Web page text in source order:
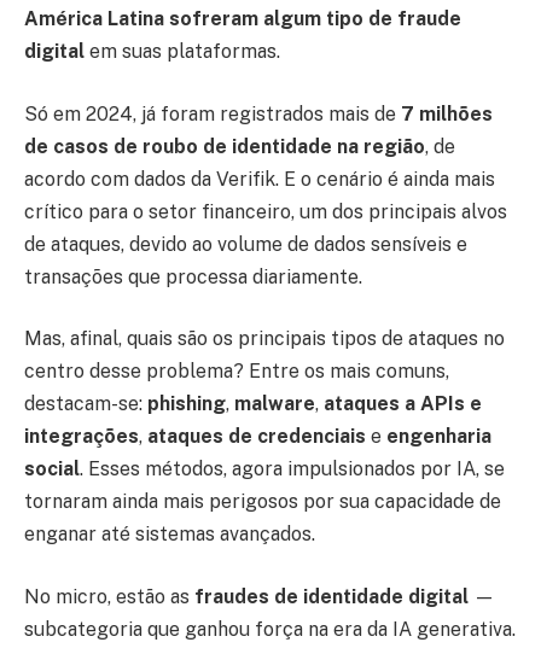
América Latina sofreram algum tipo de fraude
digital em suas plataformas.
Só em 2024, já foram registrados mais de 7 milhões
de casos de roubo de identidade na região, de
acordo com dados da Verifik. E o cenário é ainda mais
crítico para o setor financeiro, um dos principais alvos
de ataques, devido ao volume de dados sensíveis e
transações que processa diariamente.
Mas, afinal, quais são os principais tipos de ataques no
centro desse problema? Entre os mais comuns,
destacam-se: phishing, malware, ataques a APIs e
integrações, ataques de credenciais e engenharia
social. Esses métodos, agora impulsionados por IA, se
tornaram ainda mais perigosos por sua capacidade de
enganar até sistemas avançados.
No micro, estão as fraudes de identidade digital —
subcategoria que ganhou força na era da IA generativa.